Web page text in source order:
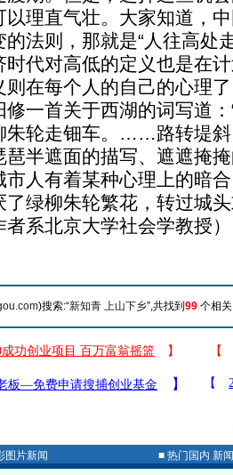
以理直气壮。大家知道，
的法则，那就是“人往高处
时代对高低的定义也是在
则在每个人的自己的心理
首关于西湖的词写道
朱轮走钿车。……路转堤斜
琶半遮面的描写、遮遮掩
市人有着某种心理上的暗
柳朱轮繁花，转过城头
北京大学社会学教授）
)搜索:“新知青 上山下乡”,共找到 99 个相
图片新闻 ■ 热门国内 新